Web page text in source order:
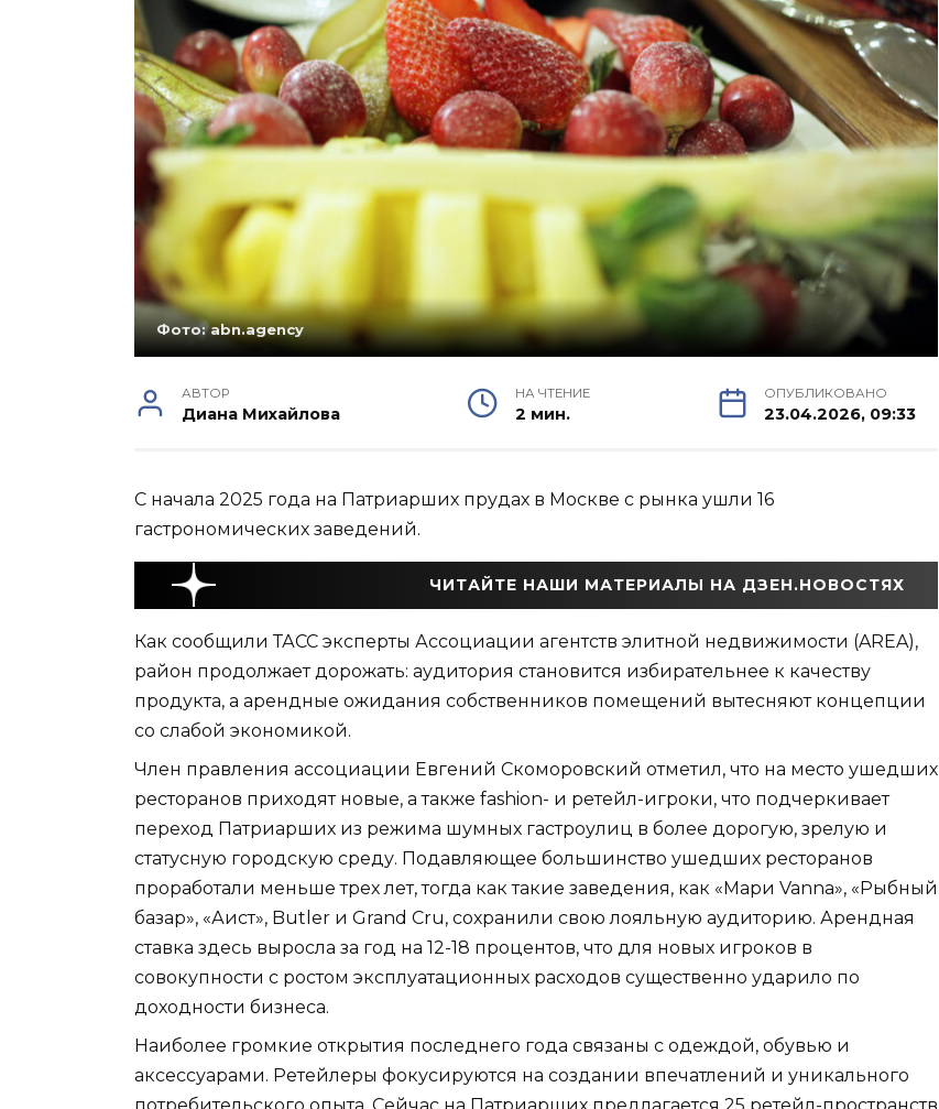
Фото: abn.agency
АВТОР
Диана Михайлова
НА ЧТЕНИЕ
2 мин.
ОПУБЛИКОВАНО
23.04.2026, 09:33
С начала 2025 года на Патриарших прудах в Москве с рынка ушли 16
гастрономических заведений.
ЧИТАЙТЕ НАШИ МАТЕРИАЛЫ НА ДЗЕН.НОВОСТЯХ
Как сообщили ТАСС эксперты Ассоциации агентств элитной недвижимости (AREA),
район продолжает дорожать: аудитория становится избирательнее к качеству
продукта, а арендные ожидания собственников помещений вытесняют концепции
со слабой экономикой.
Член правления ассоциации Евгений Скоморовский отметил, что на место ушедших
ресторанов приходят новые, а также fashion- и ретейл-игроки, что подчеркивает
переход Патриарших из режима шумных гастроулиц в более дорогую, зрелую и
статусную городскую среду. Подавляющее большинство ушедших ресторанов
проработали меньше трех лет, тогда как такие заведения, как «Мари Vanna», «Рыбный
базар», «Аист», Butler и Grand Cru, сохранили свою лояльную аудиторию. Арендная
ставка здесь выросла за год на 12-18 процентов, что для новых игроков в
совокупности с ростом эксплуатационных расходов существенно ударило по
доходности бизнеса.
Наиболее громкие открытия последнего года связаны с одеждой, обувью и
аксессуарами. Ретейлеры фокусируются на создании впечатлений и уникального
потребительского опыта. Сейчас на Патриарших предлагается 25 ретейл-пространств